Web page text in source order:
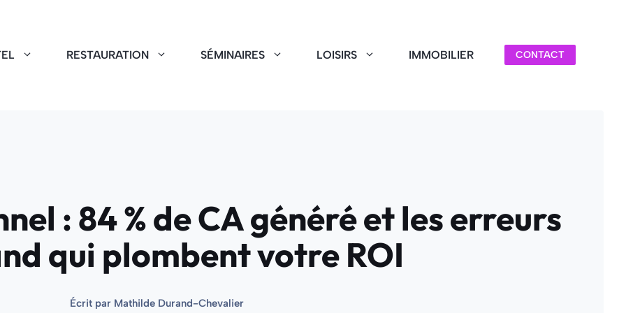
RESTAURATION SÉMINAIRES LOISIRS IMMOBILIER CONTACT
: 84 % de CA généré et les erreurs
qui plombent votre ROI
Écrit par Mathilde Durand-Chevalier